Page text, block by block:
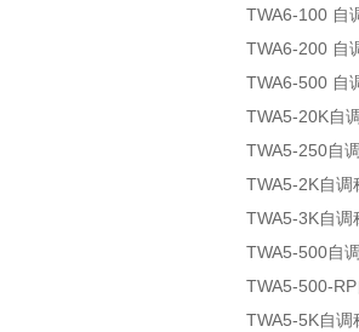
TWA6-100 自
TWA6-200 自
TWA6-500 自
TWA5-20K自
TWA5-250自
TWA5-2K自
TWA5-3K自
TWA5-500自
TWA5-500-
TWA5-5K自